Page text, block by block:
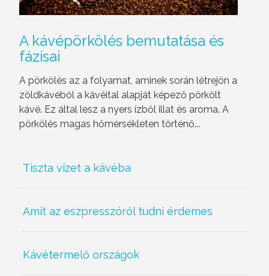
A kávépörkölés bemutatása és
fázisai
A pörkölés az a folyamat, aminek során létrejön a
zöldkávéból a kávéital alapját képező pörkölt
kávé. Ez által lesz a nyers ízből illat és aroma. A
pörkölés magas hőmérsékleten történő...
Tiszta vizet a kávéba
Amit az eszpresszóról tudni érdemes
Kávétermelő országok